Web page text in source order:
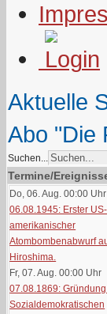
Aktuelle
Abo "Die
Suchen...
Termine/
Do, 06. Aug. 00:00 Uhr
06.08.1945: Erster US-
amerikanischer
Atombombenabwurf
Hiroshima.
Fr, 07. Aug. 00:00 Uhr
07.08.1869:
Sozialdemokratischen